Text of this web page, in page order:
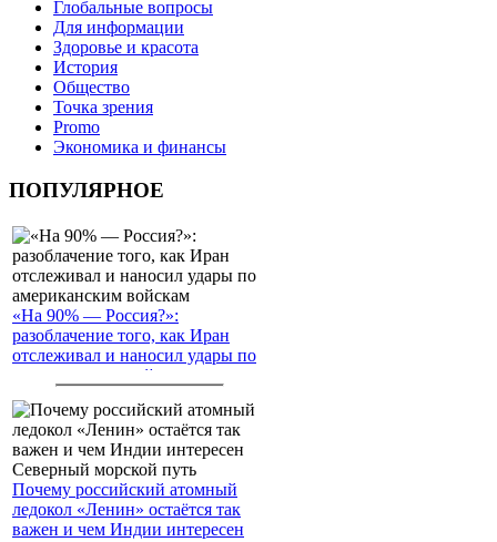
Глобальные вопросы
Для информации
Здоровье и красота
История
Общество
Точка зрения
Promo
Экономика и финансы
ПОПУЛЯРНОЕ
«На 90% — Россия?»:
разоблачение того, как Иран
отслеживал и наносил удары по
американским войскам
Почему российский атомный
ледокол «Ленин» остаётся так
важен и чем Индии интересен